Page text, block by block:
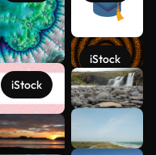
iStock
iStock
Meer
bekijken